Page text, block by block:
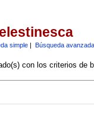
simple| Búsqueda avanzada
con los criterios de